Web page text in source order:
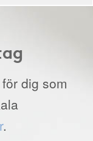
dig som
.